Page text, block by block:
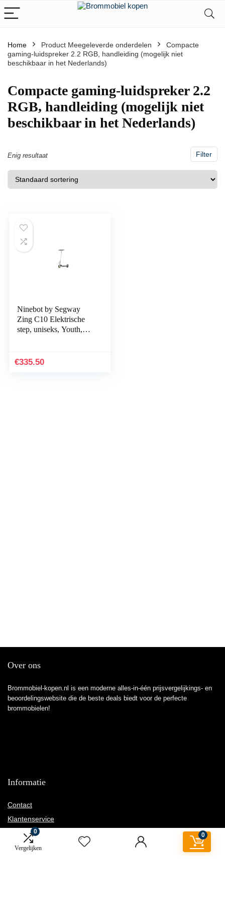
0
Vergelijken
0
Home Product Meegeleverde onderdelen
‎Compacte
gaming-luidspreker 2.2 RGB, handleiding (mogelijk niet
beschikbaar in het Nederlands)
‎Compacte gaming-luidspreker 2.2
RGB, handleiding (mogelijk niet
beschikbaar in het Nederlands)
Filter
Enig resultaat
Ninebot by Segway
Zing C10 Elektrische
step, uniseks, Youth,
€335.50
Over ons
Brommobiel-kopen.nl is een moderne alles-in-één prijsvergelijkings- en
beoordelingswebsite die de beste deals biedt voor de perfecte
brommobielen!
Informatie
Contact
Klantenservice
Over ons
Overzicht